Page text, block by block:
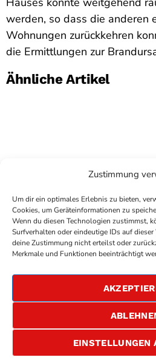
Zustimmung
Um dir ein optimales Erlebnis zu bieten,
Cookies, um Geräteinformationen zu
Wenn du diesen Technologien zustimmst,
Surfverhalten oder eindeutige IDs auf
deine Zustimmung nicht erteilst oder
Merkmale und Funktionen beeinträchtigt
EINSTELLUNGEN
werden, so dass die anderen
Wohnungen zurückkehren
die Ermittlungen zur
Ähnliche Artikel
COPYRIGHTANTENNE BAD
DATENSCHUTZERKLÄRUNG
ALLGEMEINE GESCHÄFTSBEDINGUNGEN